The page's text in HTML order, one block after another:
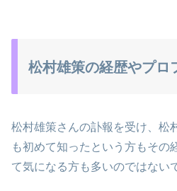
松村雄策の経歴やプロ
松村雄策さんの訃報を受け、松
も初めて知ったという方もその
て気になる方も多いのではない